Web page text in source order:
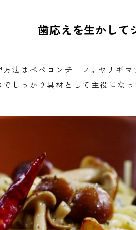
歯応えを生かして
方法はペペロンチーノ。ヤナギ
しっかり具材として主役になっ